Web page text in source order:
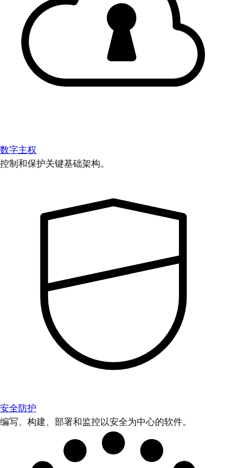
数字主权
控制和保护关键基础架构。
安全防护
编写、构建、部署和监控以安全为中心的软件。